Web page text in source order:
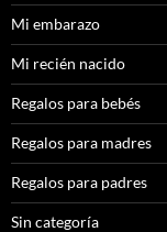
Mi embarazo
Mi recién nacido
Regalos para bebés
Regalos para madres
Regalos para padres
Sin categoría